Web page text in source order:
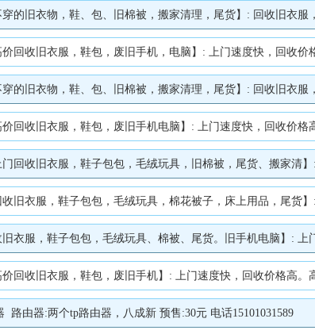
的旧衣物，鞋、包、旧棉被，搬家清理，尾货】: 回收旧衣服，鞋子包包，毛绒玩
收旧衣服，鞋包，废旧手机，电脑】: 上门速度快，回收价格高。高价上门回收旧衣服，鞋子包包，毛绒
的旧衣物，鞋、包、旧棉被，搬家清理，尾货】: 回收旧衣服，鞋子包包，毛绒玩
收旧衣服，鞋包，废旧手机电脑】: 上门速度快，回收价格高。高价上门回收旧衣服，鞋子包包，毛绒玩
收旧衣服，鞋子包包，毛绒玩具，旧棉被，尾货、搬家清】: 上门速度快，回收价格高。高价上门回收
衣服，鞋子包包，毛绒玩具，棉花被子，床上用品，尾货】: 上门回收旧衣服，鞋子包包
服，鞋子包包，毛绒玩具、棉被、尾货。旧手机电脑】: 上门速度快，回收价格高。高价上门回收旧衣
收旧衣服，鞋包，废旧手机】: 上门速度快，回收价格高。高价上门回收旧衣服，鞋子包包，毛绒玩具
路由器:两个tp路由器，八成新 预售:30元 电话15101031589